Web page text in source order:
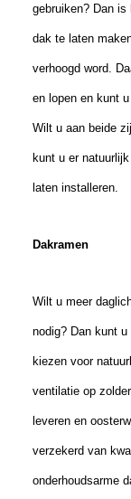
gebruiken? Dan
dak te laten
verhoogd word.
en lopen en kunt
Wilt u aan beide
kunt u er
laten installeren.
Dakramen
Wilt u meer
nodig? Dan kunt
kiezen voor
ventilatie op
leveren en
verzekerd van
onderhoudsarme